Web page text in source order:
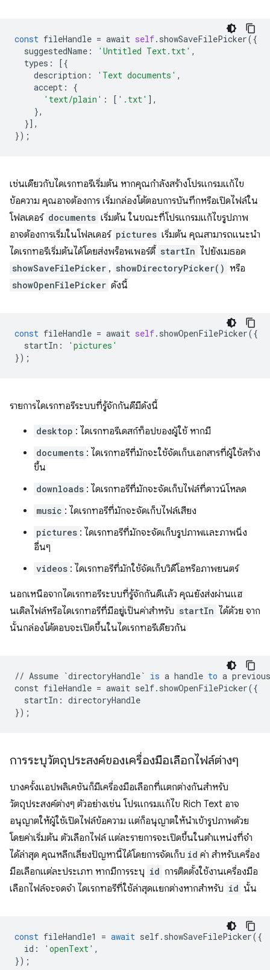
const fileHandle = await self. showSaveFilePicker({
suggestedName : 'Untitled Text.txt' ,
types :
[{
description : 'Text documents' ,
accept :
{
'text/plain' : [ '.txt' ],
},
}],
});
เช่นเดียวกับไดเรกทอรีเริ่มต้น หากคุณกำลังสร้างโปรแกรมแก้ไข
ข้อความ คุณอาจต้องการ เริ่มกล่องโต้ตอบการบันทึกหรือเปิดไฟล์ใน
โฟลเดอร์ documents เริ่มต้น ในขณะที่โปรแกรมแก้ไขรูปภาพ
อาจต้องการเริ่มในโฟลเดอร์ pictures เริ่มต้น คุณสามารถแนะนำ
ไดเรกทอรีเริ่มต้นได้โดยส่งพร็อพเพอร์ตี้ startIn ไปยังเมธอด
showSaveFilePicker , showDirectoryPicker() หรือ
showOpenFilePicker ดังนี้
const fileHandle = await self. showOpenFilePicker({
startIn :
'pictures'
});
รายการไดเรกทอรีระบบที่รู้จักกันดีมีดังนี้
desktop : ไดเรกทอรีเดสก์ท็อปของผู้ใช้ หากมี
documents : ไดเรกทอรีที่มักจะใช้จัดเก็บเอกสารที่ผู้ใช้สร้าง
ขึ้น
downloads : ไดเรกทอรีที่มักจะจัดเก็บไฟล์ที่ดาวน์โหลด
music : ไดเรกทอรีที่มักจะจัดเก็บไฟล์เสียง
pictures : ไดเรกทอรีที่มักจะจัดเก็บรูปภาพและภาพนิ่ง
อื่นๆ
videos : ไดเรกทอรีที่มักใช้จัดเก็บวิดีโอหรือภาพยนตร์
นอกเหนือจากไดเรกทอรีระบบที่รู้จักกันดีแล้ว คุณยังส่งผ่านแฮ
นเดิลไฟล์หรือไดเรกทอรีที่มีอยู่เป็นค่าสำหรับ startIn ได้ด้วย จาก
นั้นกล่องโต้ตอบจะเปิดขึ้นในไดเรกทอรีเดียวกัน
// Assume `directoryHandle` is a handle to a
const fileHandle = await self. showOpenFilePicker({
startIn : directoryHandle
});
การระบุวัตถุประสงค์ของเครื่องมือเลือกไฟล์ต่างๆ
บางครั้งแอปพลิเคชันก็มีเครื่องมือเลือกที่แตกต่างกันสำหรับ
วัตถุประสงค์ต่างๆ ตัวอย่างเช่น โปรแกรมแก้ไข Rich Text อาจ
อนุญาตให้ผู้ใช้เปิดไฟล์ข้อความ แต่ก็อนุญาตให้นำเข้ารูปภาพด้วย
โดยค่าเริ่มต้น ตัวเลือกไฟล์ แต่ละรายการจะเปิดขึ้นในตำแหน่งที่จำ
ได้ล่าสุด คุณหลีกเลี่ยงปัญหานี้ได้โดยการจัดเก็บ id ค่า สำหรับเครื่อง
มือเลือกแต่ละประเภท หากมีการระบุ id การติดตั้งใช้งานเครื่องมือ
เลือกไฟล์จะจดจำ ไดเรกทอรีที่ใช้ล่าสุดแยกต่างหากสำหรับ id นั้น
const fileHandle1 = await self. showSaveFilePicker({
id : 'openText' ,
});